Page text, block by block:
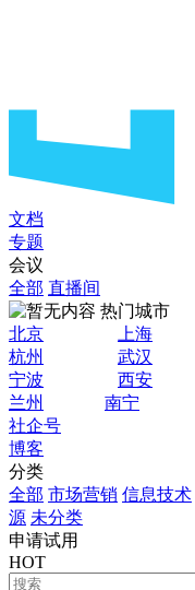
文档
专题
会议
全部 直播间
热门城市
北京
上海
杭州
武汉
宁波
西安
兰州
南宁
社企号
博客
分类
全部 市场营销 信息技术
源 未分类
申请试用
HOT